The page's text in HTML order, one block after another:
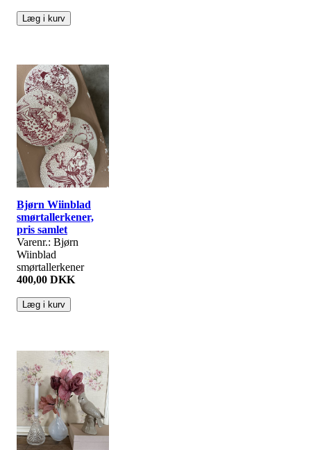
Bjørn Wiinblad
smørtallerkener,
pris samlet
Varenr.: Bjørn
Wiinblad
smørtallerkener
400,00 DKK